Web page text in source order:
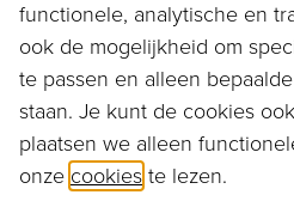
Ga naar...
Bestellen
Diensten
Assortiment
functionele, analytische en
ook de mogelijkheid om
te passen en alleen
staan. Je kunt de cookies
plaatsen we alleen
onze cookies te lezen.